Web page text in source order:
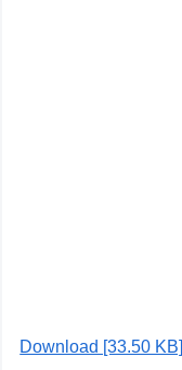
Download [33.50 KB]